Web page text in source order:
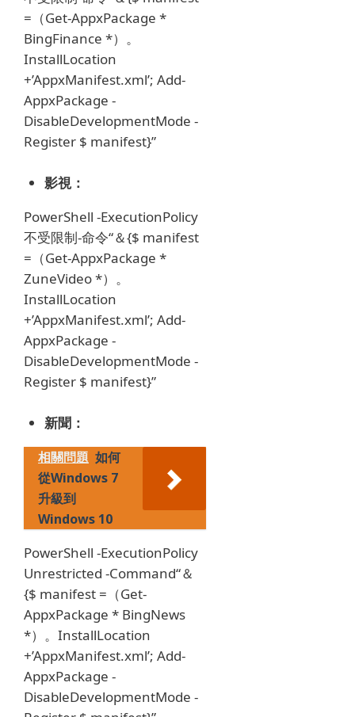
=（Get-AppxPackage *
BingFinance *）。
InstallLocation
+’AppxManifest.xml’; Add-
AppxPackage -
DisableDevelopmentMode -
Register $ manifest}”
影視：
PowerShell -ExecutionPolicy
不受限制-命令“＆{$ manifest
=（Get-AppxPackage *
ZuneVideo *）。
InstallLocation
+’AppxManifest.xml’; Add-
AppxPackage -
DisableDevelopmentMode -
Register $ manifest}”
新聞：
相關問題 如何
從Windows 7
升級到
Windows 10
PowerShell -ExecutionPolicy
Unrestricted -Command“＆
{$ manifest =（Get-
AppxPackage * BingNews
*）。InstallLocation
+’AppxManifest.xml’; Add-
AppxPackage -
DisableDevelopmentMode -